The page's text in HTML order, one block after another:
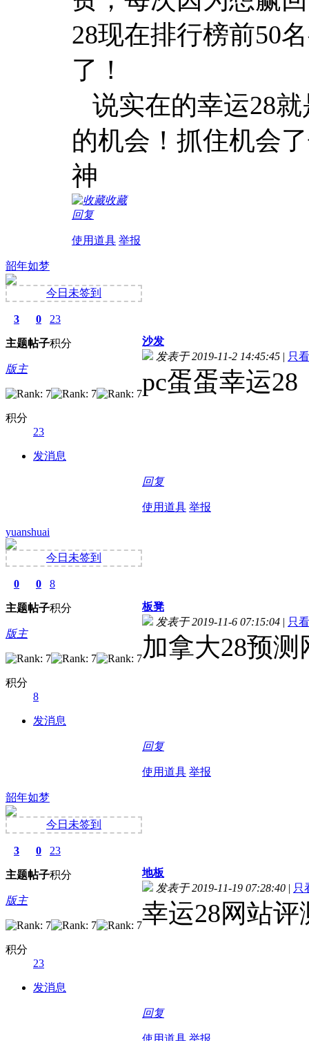
28现在排行榜前50
了！
说实在的幸运28
的机会！抓住机会
神
收藏
回复
使用道具 举报
韶年如梦
今日未签到
3
主题
0
帖子
23
积分
版主
积分
23
发消息
沙发
发表于 2019-11-2 14:45:45 | 只
pc蛋蛋幸运28
回复
使用道具 举报
yuanshuai
今日未签到
0
主题
0
帖子
8
积分
版主
积分
8
发消息
板凳
发表于 2019-11-6 07:15:04 | 只
加拿大28预测
回复
使用道具 举报
韶年如梦
今日未签到
3
主题
0
帖子
23
积分
版主
积分
23
发消息
地板
发表于 2019-11-19 07:28:40 | 只
幸运28网站评
回复
使用道具 举报